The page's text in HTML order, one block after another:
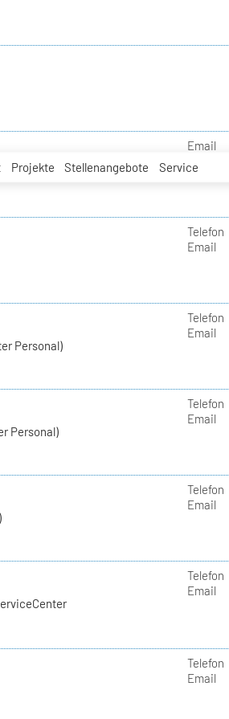
Projekte Stellenangebote Service
Email
Telefon
Email
Personal)
Telefon
Email
Personal)
Telefon
Email
Telefon
Email
Telefon
Email
Telefon
Email